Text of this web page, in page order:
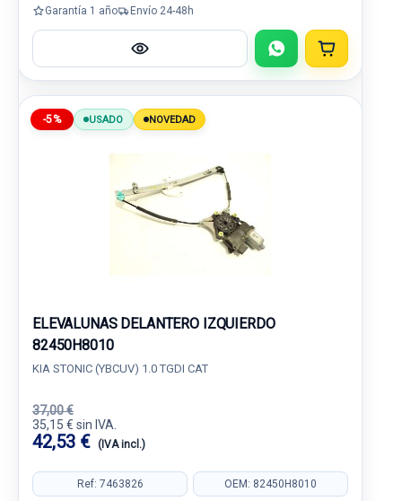
Garantía 1 año Envío 24-48h
-5% USADO NOVEDAD
ELEVALUNAS DELANTERO IZQUIERDO
82450H8010
KIA STONIC (YBCUV) 1.0 TGDI CAT
37,00 €
35,15 € sin IVA.
42,53 € (IVA incl.)
Ref: 7463826 OEM: 82450H8010